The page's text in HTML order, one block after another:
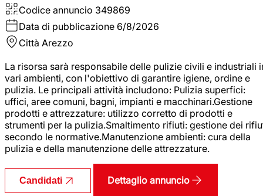
Codice annuncio 349869
Data di pubblicazione 6/8/2026
Città Arezzo
La risorsa sarà responsabile delle pulizie civili e industriali
vari ambienti, con l'obiettivo di garantire igiene, ordine e
pulizia. Le principali attività includono: Pulizia superfici:
uffici, aree comuni, bagni, impianti e macchinari.Gestione
prodotti e attrezzature: utilizzo corretto di prodotti e
strumenti per la pulizia.Smaltimento rifiuti: gestione dei
secondo le normative.Manutenzione ambienti: cura della
pulizia e della manutenzione delle attrezzature.
Candidati Dettaglio annuncio